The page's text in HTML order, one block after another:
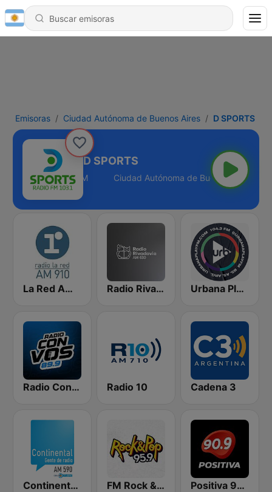
Emisoras Ciudad Autónoma de Buenos Aires D SPORTS
D SPORTS
Aires - 103.1 FM
La Red AM 910 Radio Rivadavia 630 AM Urbana Play 104.3 FM
Radio Con Vos 89.9 Radio 10 Cadena 3
Continental 590 AM FM Rock & Pop Positiva 90.9 - Radio Mitre Corrientes